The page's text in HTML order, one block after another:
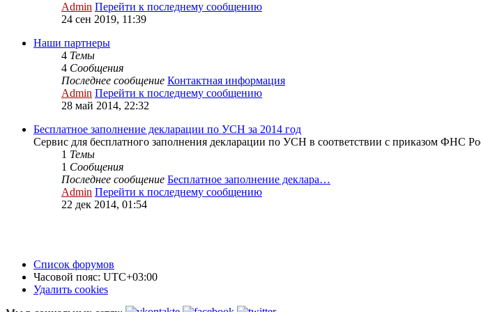
Admin Перейти к последнему сообщению
24 сен 2019, 11:39
Наши партнеры
4 Темы
4 Сообщения
Последнее сообщение Контактная информация
Admin Перейти к последнему сообщению
28 май 2014, 22:32
Бесплатное заполнение декларации по УСН за 2014 год
Сервис для бесплатного заполнения декларации по УСН в соответствии с приказом ФНС
1 Темы
1 Сообщения
Последнее сообщение Бесплатное заполнение деклара…
Admin Перейти к последнему сообщению
22 дек 2014, 01:54
Список форумов
Часовой пояс: UTC+03:00
Удалить cookies